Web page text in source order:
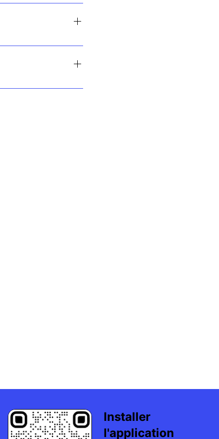
la réglementation
— aucune
!
Installer
l'application